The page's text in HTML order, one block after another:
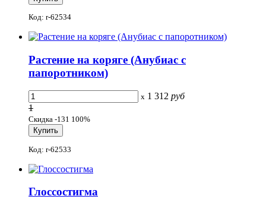
Код: r-62534
Растение на коряге (Анубиас с
папоротником)
x 1 312 руб
1
Скидка -131 100%
Код: r-62533
Глоссостигма